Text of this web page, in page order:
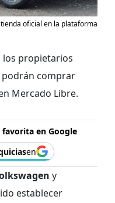
oficial en la plataforma
los propietarios
podrán comprar
Mercado Libre.
en Google
en
y
establecer